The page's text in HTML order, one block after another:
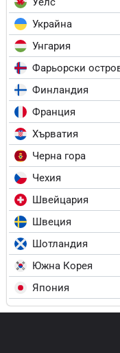
Украйна
Унгария
Фарьорски
Финландия
Франция
Хърватия
Черна гора
Чехия
Швейцария
Швеция
Шотландия
Южна Корея
Япония